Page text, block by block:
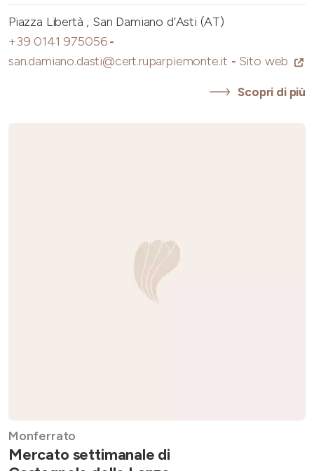
Piazza Libertà , San Damiano d’Asti (AT)
+39 0141 975056-
san.damiano.dasti@cert.ruparpiemonte.it - Sito web
Scopri di più
Monferrato
Mercato settimanale di